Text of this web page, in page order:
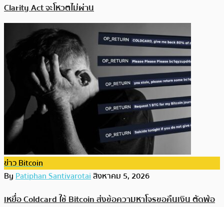
Clarity Act จะโหวตไม่ผ่าน
ข่าว Bitcoin
ByPatiphan Santivarotaiสิงหาคม 5, 2026
เหยื่อ Coldcard ใช้ Bitcoin ส่งข้อความหาโจรขอคืนเงิน ตัดพ้อ